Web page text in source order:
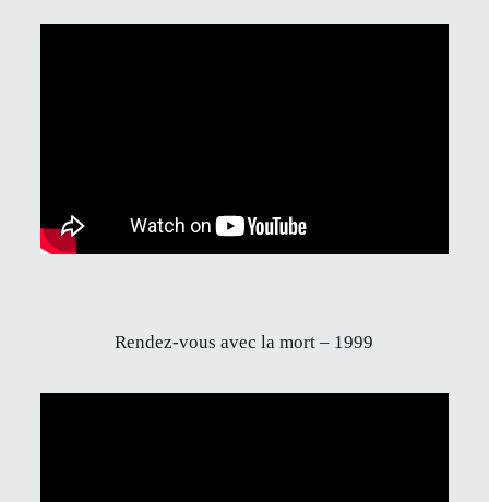
Rendez-vous avec la mort – 1999